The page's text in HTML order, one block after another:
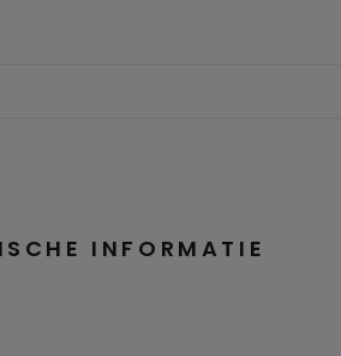
INFORMATIE